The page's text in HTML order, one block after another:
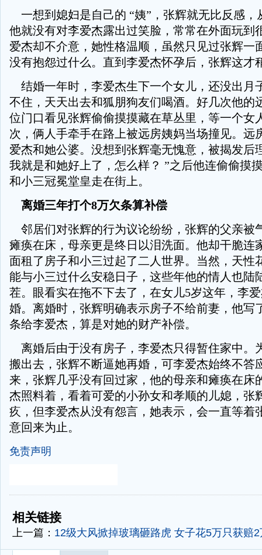
一想到媳妇是自己的 “姨”，张辉就无比反感，
他就没有对李爱杰露出过笑脸，常常在外面玩到
爱杰却不介意，她性格温顺，虽然只见过张辉一
没有抱怨过什么。直到李爱杰怀孕后，张辉这才
结婚一年时，李爱杰生下一个女儿，还没出月
不住，天天出去和狐朋狗友们喝酒。好几次他的
位门口看见张辉偷偷摸摸藏在草丛里，等一个女
次，俩人手牵手在路上被远房姨妈当场撞见。远
爱杰和她公婆。没想到张辉毫无愧意，被揭发后
我就是和她好上了，怎么样？ ”之后他连偷偷摸
和小三冠冕堂皇走在街上。
离婚三年打个8万欠条算补偿
邻居们对张辉的行为议论纷纷，张辉的父亲被
瘫痪在床，母亲更是终日以泪洗面。他却干脆连
面租了房子和小三过起了二人世界。当然，天性
能与小三过什么安稳日子，这些年他的情人也陆
茬。眼看实在拖不下去了，在女儿5岁这年，李
婚。离婚时，张辉明确表示房子不给前妻，他写
条给李爱杰，算是对她的财产补偿。
离婚后由于没有房子，李爱杰只得暂住家中。
搬出去，张辉不断逼她再婚，可李爱杰始终不答
来，张辉几乎没有回过家，他的母亲和瘫痪在床
杰照料着，看着可爱的小孙女和孝顺的儿媳，张
疚，但李爱杰从没有怨言，她表示，会一直等着
意回来为止。
免责声明
-
相关链接
上一篇： 12级大风掀掉玻璃砸路虎 女子花5万只获赔2